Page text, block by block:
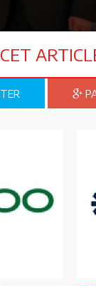
avec Ooredoo
Tunisie. Leur
les valeurs
clé dans notre
les talents, à
L’entreprise